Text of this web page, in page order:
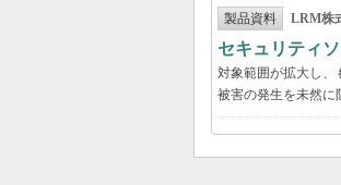
製品資料 LRM株
セキュリティ
対象範囲が拡大し、
被害の発生を未然に